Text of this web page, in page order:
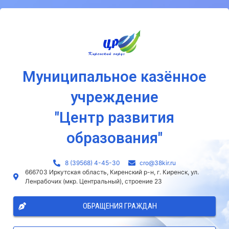
Муниципальное казённое
учреждение
"Центр развития
образования"
8 (39568) 4-45-30
сro@38kir.ru
666703 Иркутская область, Киренский р-н, г. Киренск, ул.
Ленрабочих (мкр. Центральный), строение 23
ОБРАЩЕНИЯ ГРАЖДАН